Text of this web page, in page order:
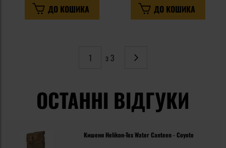
ДО КОШИКА ДО КОШИКА
з 3
Сторінка
Наступне
ОСТАННІ ВІДГУКИ
Кишеня Helikon-Tex Water Canteen - Coyote